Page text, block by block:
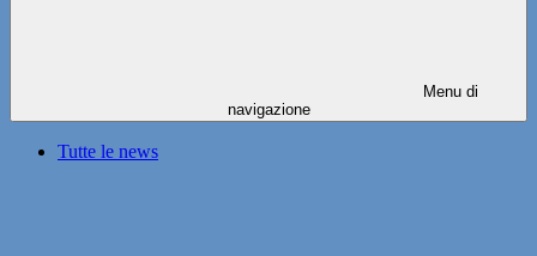
Menu di
navigazione
Tutte le news